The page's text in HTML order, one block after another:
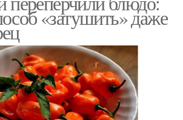
«затушить» даже